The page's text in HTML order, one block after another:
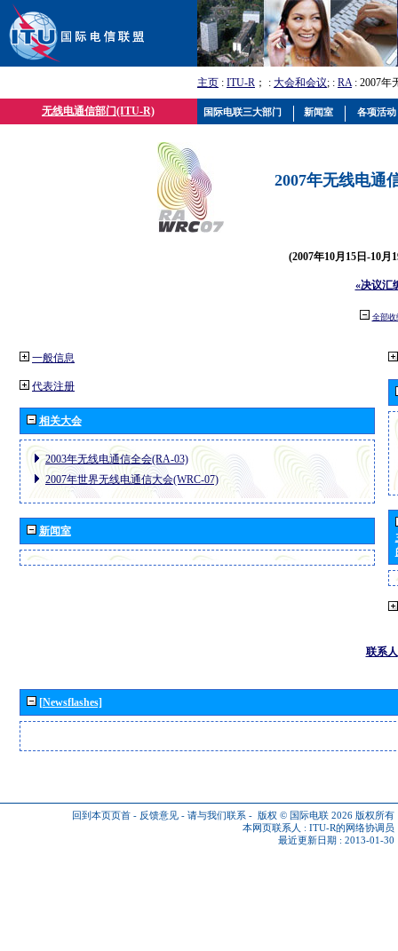
主页 : ITU-R ； : 大会和会议; : RA: 2007年
无线电通信部门(ITU-R)
2007年无线电通
(2007年10月15日-10月
«决议汇
全部收
一般信息
代表注册
相关大会
2003年无线电通信全会(RA-03)
2007年世界无线电通信大会(WRC-07)
新闻室
联系人
[Newsflashes]
回到本页页首 - 反馈意见 - 请与我们联系 - 版权 © 国际电联 2026 版权所有
本网页联系人 : ITU-R的网络协调员
最近更新日期 : 2013-01-30
国际电联三大部门 新闻室 各项活动